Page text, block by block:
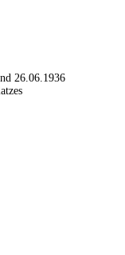
26.06.1936